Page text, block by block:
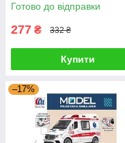
Готово до відправки
277 ₴ 332 ₴
Купити
–17%